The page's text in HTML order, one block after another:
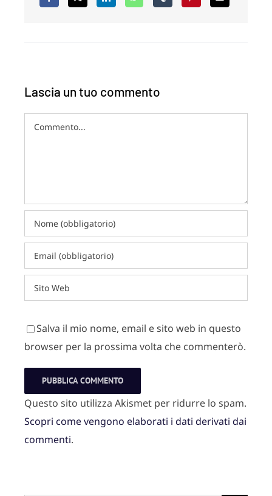
Lascia un tuo commento
Commento
Salva il mio nome, email e sito web in questo
browser per la prossima volta che commenterò.
Questo sito utilizza Akismet per ridurre lo spam.
Scopri come vengono elaborati i dati derivati dai
commenti.